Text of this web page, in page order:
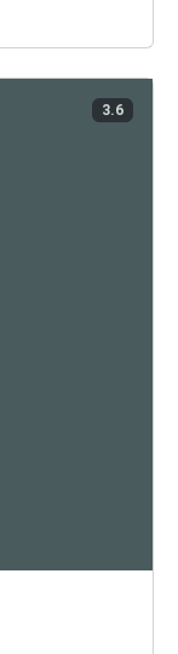
3.6